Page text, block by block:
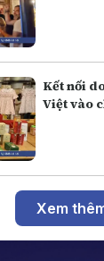
Kết nối
Việt vào
Xem